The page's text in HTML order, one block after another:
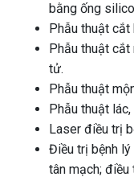
bằng ống
Phẫu thuật
Phẫu thuật
tử.
Phẫu thuật
Phẫu thuật
Laser điều trị
Điều trị bệnh
tân mạch;